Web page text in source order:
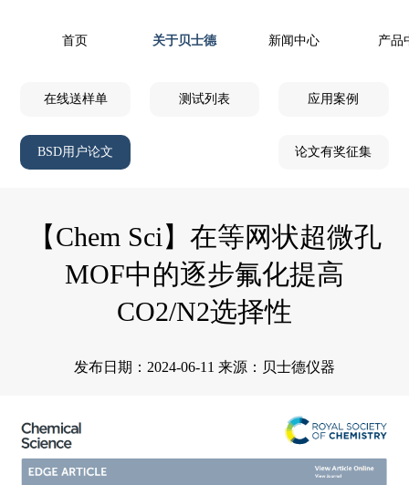
首页 关于贝士德 新闻中心 产品
在线送样单 测试列表 应用案例
BSD用户论文 论文有奖征集
【Chem Sci】在等网状超微孔
MOF中的逐步氟化提高
CO2/N2选择性
发布日期：2024-06-11 来源：贝士德仪器